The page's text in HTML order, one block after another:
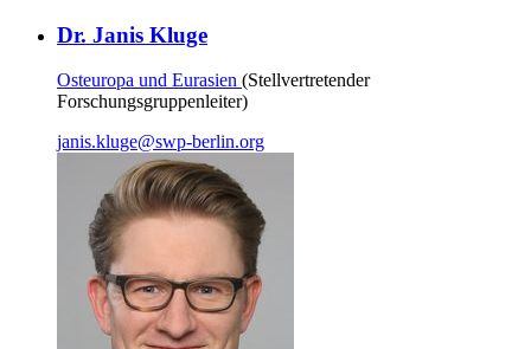
Dr. Janis Kluge
Osteuropa und Eurasien (Stellvertretender
Forschungsgruppenleiter)
janis.kluge@swp-berlin.org